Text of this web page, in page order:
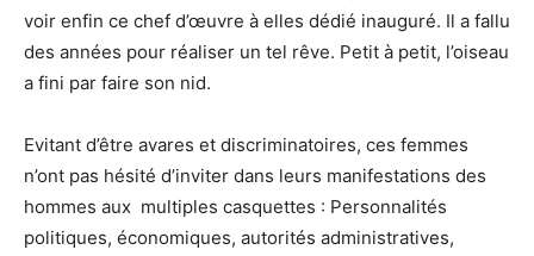
voir enfin ce chef d’œuvre à elles dédié inauguré. Il a fallu
des années pour réaliser un tel rêve. Petit à petit, l’oiseau
a fini par faire son nid.
Evitant d’être avares et discriminatoires, ces femmes
n’ont pas hésité d’inviter dans leurs manifestations des
hommes aux multiples casquettes : Personnalités
politiques, économiques, autorités administratives,